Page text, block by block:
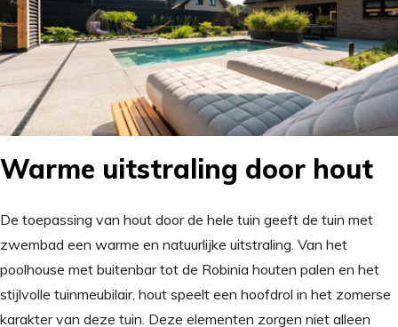
Warme uitstraling door hout
De toepassing van hout door de hele tuin geeft de tuin met
zwembad een warme en natuurlijke uitstraling. Van het
poolhouse met buitenbar tot de Robinia houten palen en het
stijlvolle tuinmeubilair, hout speelt een hoofdrol in het zomerse
karakter van deze tuin. Deze elementen zorgen niet alleen